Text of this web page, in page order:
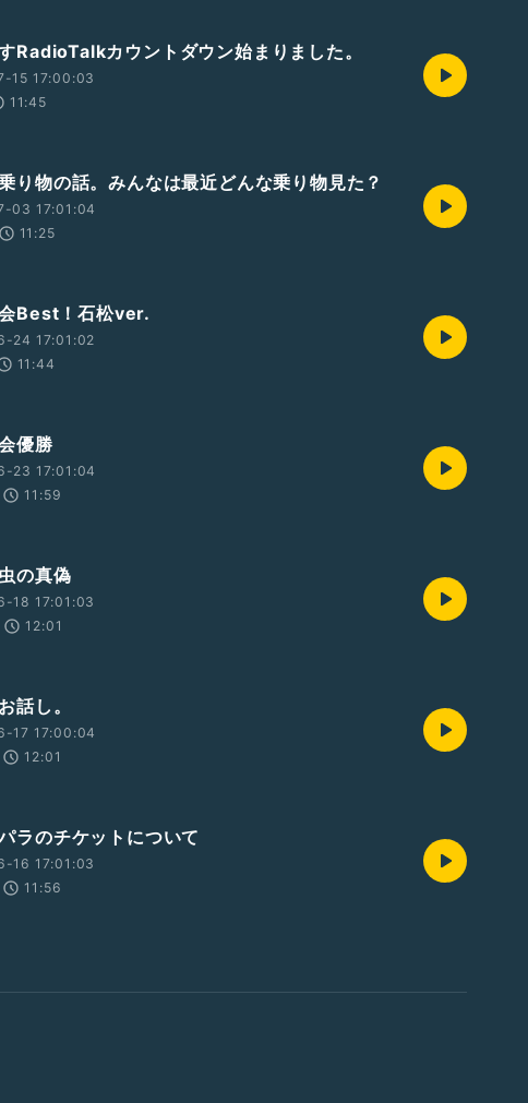
RadioTalkカウントダウン始まりました。
15 17:00:03
11:45
り物の話。みんなは最近どんな乗り物見た？
03 17:01:04
11:25
Best！石松ver.
24 17:01:02
11:44
優勝
23 17:01:04
11:59
の真偽
18 17:01:03
12:01
話し。
17 17:00:04
12:01
ラのチケットについて
16 17:01:03
11:56